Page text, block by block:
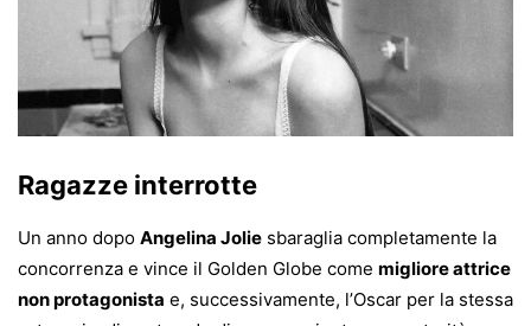
Ragazze interrotte
Un anno dopo Angelina Jolie sbaraglia completamente la
concorrenza e vince il Golden Globe come migliore attrice
non protagonista e, successivamente, l’Oscar per la stessa